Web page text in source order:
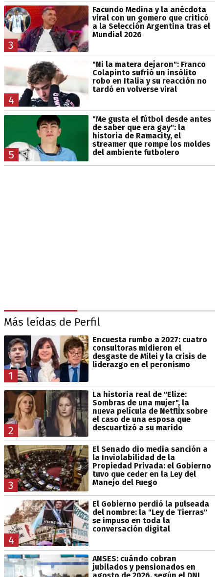
3
Facundo Medina y la anécdota
viral con un gomero que criticó
a la Selección Argentina tras el
Mundial 2026
4
"Ni la matera dejaron": Franco
Colapinto sufrió un insólito
robo en Italia y su reacción no
tardó en volverse viral
5
"Me gusta el fútbol desde antes
de saber que era gay": la
historia de Ramacity, el
streamer que rompe los moldes
del ambiente futbolero
Más leídas de Perfil
1
Encuesta rumbo a 2027: cuatro
consultoras midieron el
desgaste de Milei y la crisis de
liderazgo en el peronismo
2
La historia real de "Elize:
Sombras de una mujer", la
nueva película de Netflix sobre
el caso de una esposa que
descuartizó a su marido
3
El Senado dio media sanción a
la Inviolabilidad de la
Propiedad Privada: el Gobierno
tuvo que ceder en la Ley del
Manejo del Fuego
4
El Gobierno perdió la pulseada
del nombre: la "Ley de Tierras"
se impuso en toda la
conversación digital
ANSES: cuándo cobran
jubilados y pensionados en